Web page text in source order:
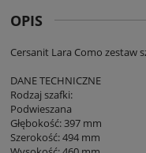
OPIS
Cersanit Lara Como zestaw
DANE TECHNICZNE
Rodzaj szafki:
Podwieszana
Głębokość: 397 mm
Szerokość: 494 mm